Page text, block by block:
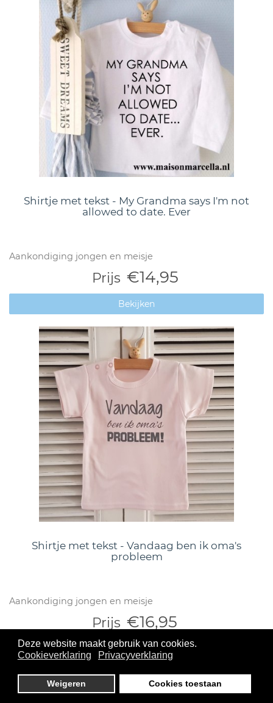
Deze website maakt gebruik van cookies.
Cookieverklaring
Privacyverklaring
Weigeren Cookies toestaan
Shirtje met tekst - My Grandma says I'm not
allowed to date. Ever
Aankondiging jongen en meisje
Prijs €14,95
Bekijken
Shirtje met tekst - Vandaag ben ik oma's
probleem
Aankondiging jongen en meisje
Prijs €16,95
Bekijken